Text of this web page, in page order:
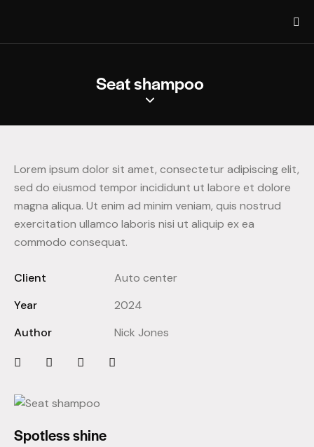
Seat shampoo
Lorem ipsum dolor sit amet, consectetur adipiscing elit,
sed do eiusmod tempor incididunt ut labore et dolore
magna aliqua. Ut enim ad minim veniam, quis nostrud
exercitation ullamco laboris nisi ut aliquip ex ea
commodo consequat.
Client
Auto center
Year
2024
Author
Nick Jones
Spotless shine